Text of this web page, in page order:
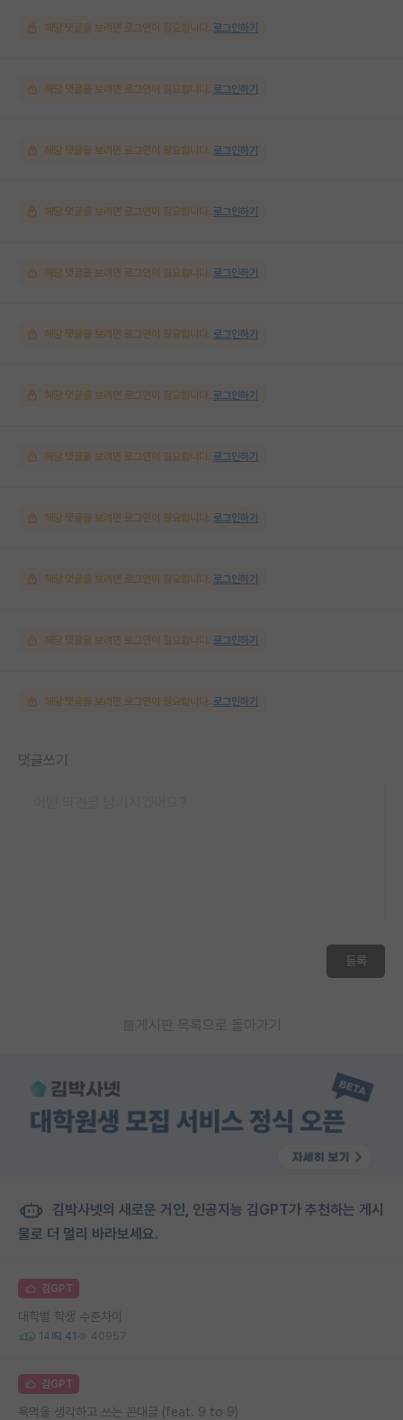
해당 댓글을 보려면 로그인이 필요합니다. 로그인하기
해당 댓글을 보려면 로그인이 필요합니다. 로그인하기
해당 댓글을 보려면 로그인이 필요합니다. 로그인하기
해당 댓글을 보려면 로그인이 필요합니다. 로그인하기
해당 댓글을 보려면 로그인이 필요합니다. 로그인하기
해당 댓글을 보려면 로그인이 필요합니다. 로그인하기
해당 댓글을 보려면 로그인이 필요합니다. 로그인하기
해당 댓글을 보려면 로그인이 필요합니다. 로그인하기
해당 댓글을 보려면 로그인이 필요합니다. 로그인하기
해당 댓글을 보려면 로그인이 필요합니다. 로그인하기
해당 댓글을 보려면 로그인이 필요합니다. 로그인하기
해당 댓글을 보려면 로그인이 필요합니다. 로그인하기
댓글쓰기
등록
게시판 목록으로 돌아가기
김박사넷의 새로운 거인, 인공지능 김GPT가 추천하는 게시
물로 더 멀리 바라보세요.
김GPT
대학별 학생 수준차이
14 41 40957
김GPT
욕먹을 생각하고 쓰는 꼰대글 (feat. 9 to 9)